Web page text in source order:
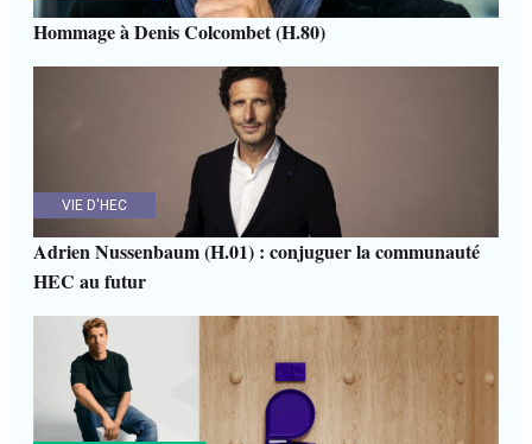
Hommage à Denis Colcombet (H.80)
VIE D'HEC
Adrien Nussenbaum (H.01) : conjuguer la communauté
HEC au futur